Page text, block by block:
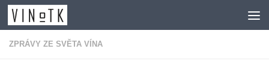
Skip to content
ZPRÁVY ZE SVĚTA VÍNA